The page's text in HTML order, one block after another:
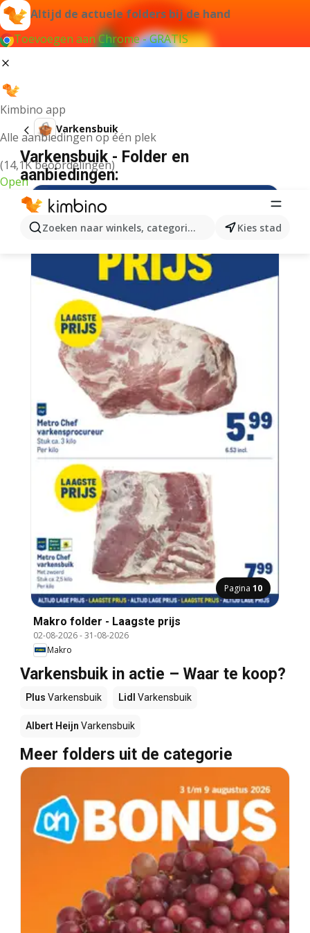
Altijd de actuele folders bij de hand
Toevoegen aan Chrome - GRATIS
Kimbino app
Alle aanbiedingen op één plek
(14,1K beoordelingen)
Open
Zoeken naar winkels, categorieën, producten...
Kies stad
Varkensbuik
Varkensbuik - Folder en
aanbiedingen:
Pagina 10
Makro folder - Laagste prijs
02-08-2026-31-08-2026
Makro
Varkensbuik in actie – Waar te koop?
Plus Varkensbuik Lidl Varkensbuik
Albert Heijn Varkensbuik
Meer folders uit de categorie